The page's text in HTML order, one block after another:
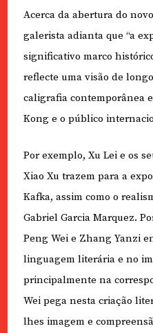
Acerca da abertura do
galerista adianta que “a
significativo marco
reflecte uma visão de
caligrafia contemporânea
Kong e o público
Por exemplo, Xu Lei e os
Xiao Xu trazem para a
Kafka, assim como o
Gabriel Garcia Marquez.
Peng Wei e Zhang Yanzi
linguagem literária e no
principalmente na
Wei pega nesta criação
lhes imagem e